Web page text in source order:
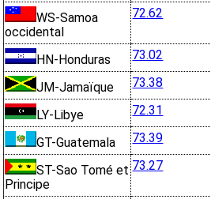
WS-Samoa
occidental
72.62
HN-Honduras 73.02
JM-Jamaïque 73.38
LY-Libye 72.31
GT-Guatemala 73.39
ST-Sao Tomé et
Principe
73.27